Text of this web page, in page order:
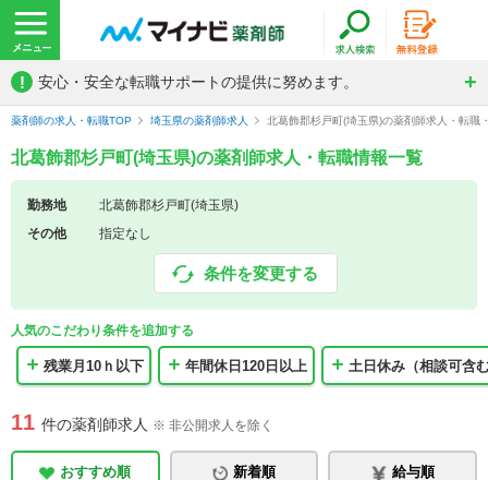
! 安心・安全な転職サポートの提供に努めます。
薬剤師の求人・転職TOP 埼玉県の薬剤師求人 北葛飾郡杉戸町(埼玉県)の薬剤師求人・転職
北葛飾郡杉戸町(埼玉県)の薬剤師求人・転職情報一覧
勤務地
北葛飾郡杉戸町(埼玉県)
その他
指定なし
条件を変更する
人気のこだわり条件を追加する
残業月10ｈ以下 年間休日120日以上 土日休み（相談可含
11 件の薬剤師求人 ※ 非公開求人を除く
おすすめ順 新着順 給与順